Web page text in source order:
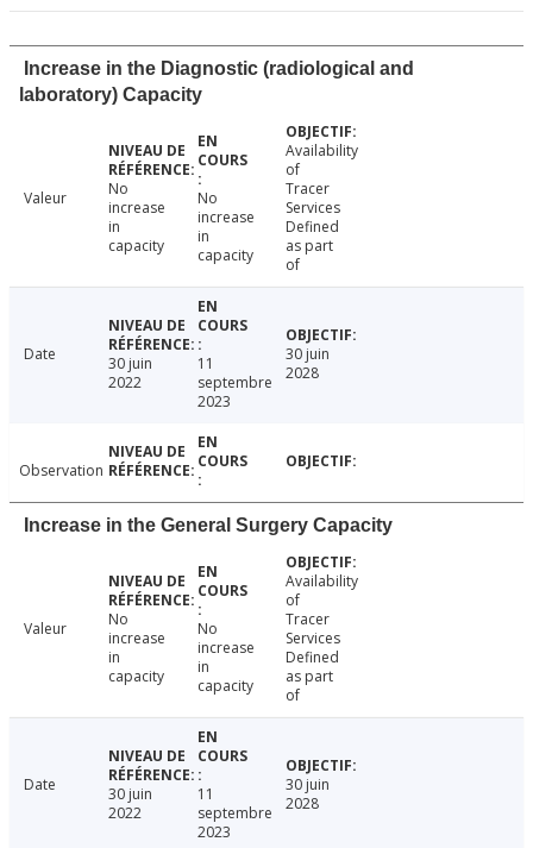
Increase in the Diagnostic (radiological and
laboratory) Capacity
Valeur
No
increase
in
capacity
No
increase
in
capacity
Availability
of
Tracer
Services
Defined
as part
of
Date
30 juin
2022
11
septembre
2023
30 juin
2028
Observation
Increase in the General Surgery Capacity
Valeur
No
increase
in
capacity
No
increase
in
capacity
Availability
of
Tracer
Services
Defined
as part
of
Date
30 juin
2022
11
septembre
2023
30 juin
2028